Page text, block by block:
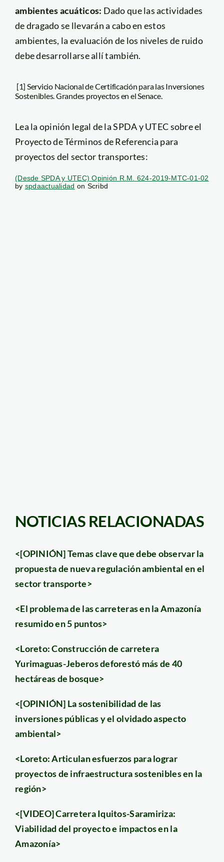
ambientes acuáticos: Dado que las actividades
de dragado se llevarán a cabo en estos
ambientes, la evaluación de los niveles de ruido
debe desarrollarse allí también.
[1] Servicio Nacional de Certificación para las Inversiones
Sostenibles. Grandes proyectos en el Senace.
Lea la opinión legal de la SPDA y UTEC sobre el
Proyecto de Términos de Referencia para
proyectos del sector transportes:
(Desde SPDA y UTEC) Opinión R.M. 624-2019-MTC-01-02
by spdaactualidad on Scribd
NOTICIAS RELACIONADAS
<[OPINIÓN] Temas clave que debe observar la
propuesta de nueva regulación ambiental en el
sector transporte>
<El problema de las carreteras en la Amazonía
resumido en 5 puntos>
<Loreto: Construcción de carretera
Yurimaguas-Jeberos deforestó más de 40
hectáreas de bosque>
<[OPINIÓN] La sostenibilidad de las
inversiones públicas y el olvidado aspecto
ambiental>
<Loreto: Articulan esfuerzos para lograr
proyectos de infraestructura sostenibles en la
región>
<[VIDEO] Carretera Iquitos-Saramiriza:
Viabilidad del proyecto e impactos en la
Amazonía>